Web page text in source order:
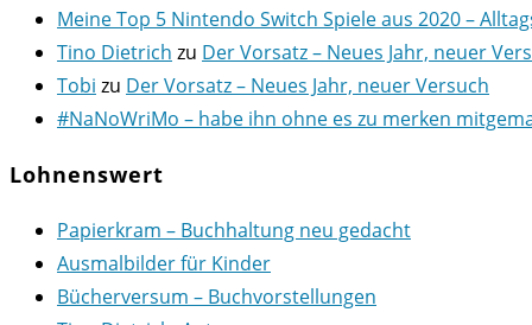
Meine Top 5 Nintendo Switch Spiele aus 2020 –
Tino Dietrich zu Der Vorsatz – Neues Jahr, neuer
Tobi zu Der Vorsatz – Neues Jahr, neuer Versuch
#NaNoWriMo – habe ihn ohne es zu merken
Lohnenswert
Papierkram – Buchhaltung neu gedacht
Ausmalbilder für Kinder
Bücherversum – Buchvorstellungen